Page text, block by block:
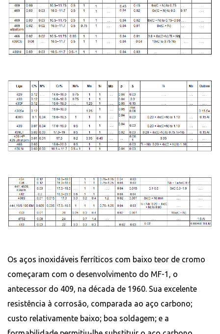
Os aços inoxidáveis ​​ferríticos com baixo teor de cromo
começaram com o desenvolvimento do MF-1, o
antecessor do 409, na década de 1960. Sua excelente
resistência à corrosão, comparada ao aço carbono;
custo relativamente baixo; boa soldagem; e a